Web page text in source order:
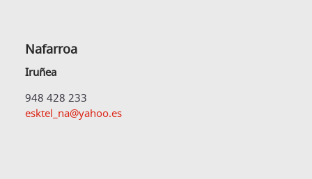
Nafarroa
Iruñea
948 428 233
esktel_na@yahoo.es